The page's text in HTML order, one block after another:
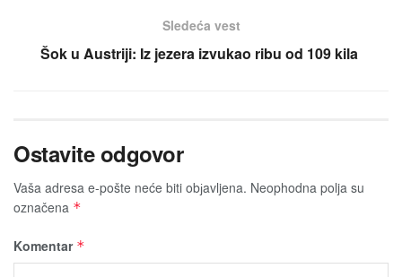
Sledeća vest
Šok u Austriji: Iz jezera izvukao ribu od 109 kila
Ostavite odgovor
Vaša adresa e-pošte neće biti obјavljena. Neophodna polja su
označena *
Komentar *